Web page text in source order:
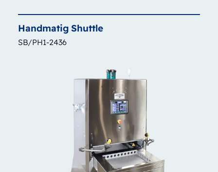
Handmatig Shuttle
SB/PH1-2436